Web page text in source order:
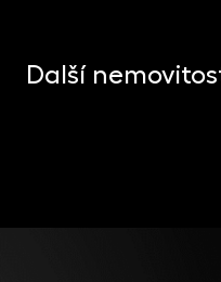
Další
Portfolio logistiky
OBCHODNÍ DOMY